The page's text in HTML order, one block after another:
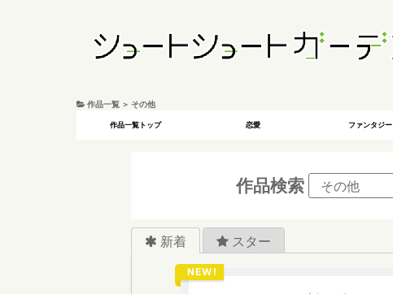
作品一覧 ＞ その他
作品一覧トップ 恋愛 ファンタジー
作品検索
新着 スター
NEW!